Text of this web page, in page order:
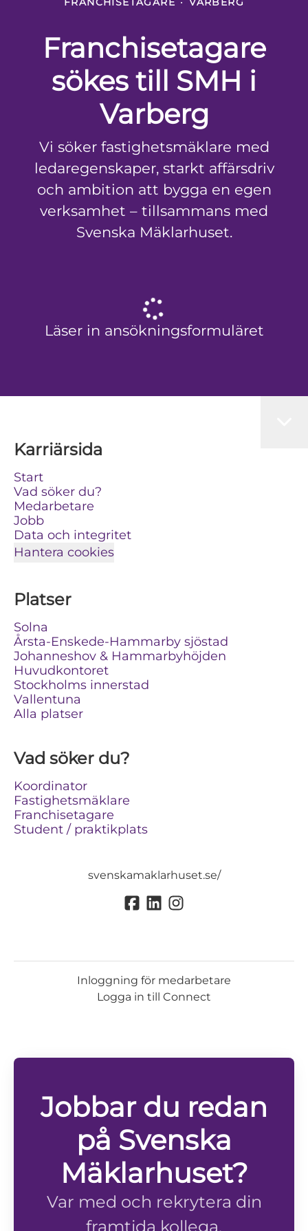
Franchisetagare
sökes till SMH i
Varberg
Vi söker fastighetsmäklare med
ledaregenskaper, starkt affärsdriv
och ambition att bygga en egen
verksamhet – tillsammans med
Svenska Mäklarhuset.
Läser in ansökningsformuläret
Karriärsida
Start
Vad söker du?
Medarbetare
Jobb
Data och integritet
Hantera cookies
Platser
Solna
Årsta-Enskede-Hammarby sjöstad
Johanneshov & Hammarbyhöjden
Huvudkontoret
Stockholms innerstad
Vallentuna
Alla platser
Vad söker du?
Koordinator
Fastighetsmäklare
Franchisetagare
Student / praktikplats
svenskamaklarhuset.se/
Inloggning för medarbetare
Logga in till Connect
Jobbar du redan
på Svenska
Mäklarhuset?
Var med och rekrytera din
framtida kollega.